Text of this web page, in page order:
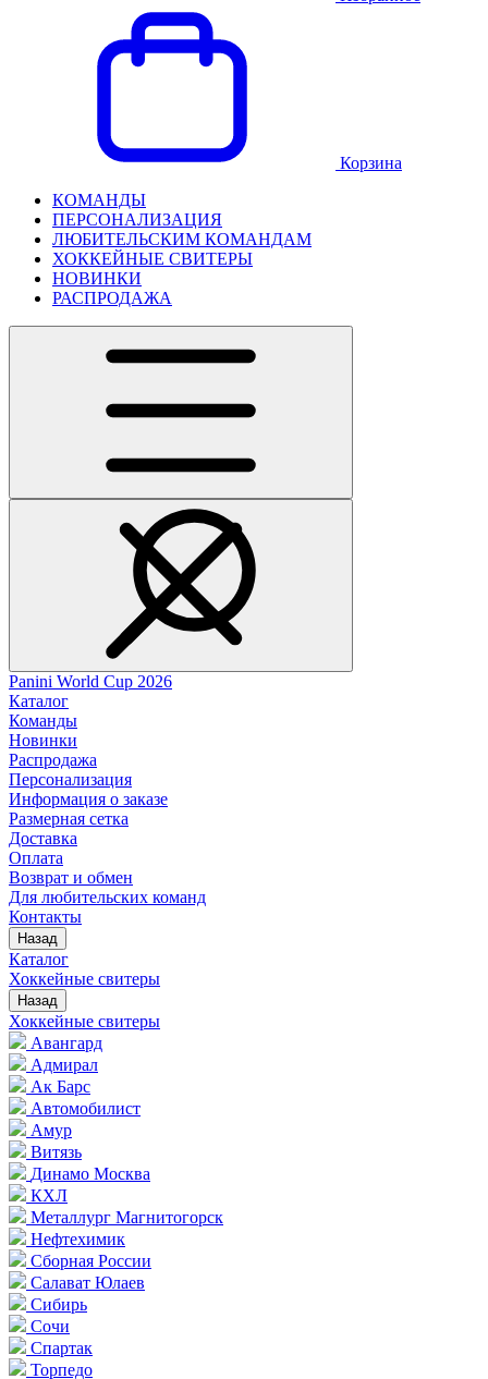
Корзина
КОМАНДЫ
ПЕРСОНАЛИЗАЦИЯ
ЛЮБИТЕЛЬСКИМ КОМАНДАМ
ХОККЕЙНЫЕ СВИТЕРЫ
НОВИНКИ
РАСПРОДАЖА
Panini World Cup 2026
Каталог
Команды
Новинки
Распродажа
Персонализация
Информация о заказе
Размерная сетка
Доставка
Оплата
Возврат и обмен
Для любительских команд
Контакты
Назад
Каталог
Хоккейные свитеры
Назад
Хоккейные свитеры
Авангард
Адмирал
Ак Барс
Автомобилист
Амур
Витязь
Динамо Москва
КХЛ
Металлург Магнитогорск
Нефтехимик
Сборная России
Салават Юлаев
Сибирь
Сочи
Спартак
Торпедо